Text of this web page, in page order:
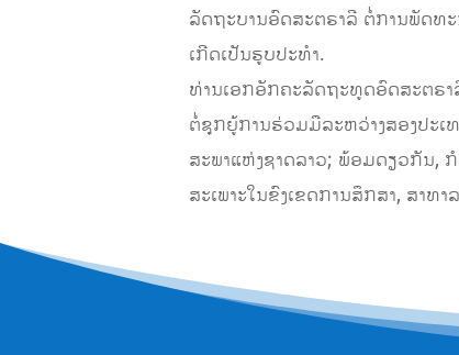
ລັດຖະບານອົດສະຕຣາລີ ຕໍ່ການພັດທ
ເກີດເປັນຮູບປະທຳ.
ທ່ານເອກອັກຄະລັດຖະທູດອົດສະຕຣາ
ຕໍ່ຊຸກຍູ້ການຮ່ວມມືລະຫວ່າງສອງປະເ
ສະພາແຫ່ງຊາດລາວ; ພ້ອມດຽວກັນ,
ສະເພາະໃນຂົງເຂດການສຶກສາ, ສາ